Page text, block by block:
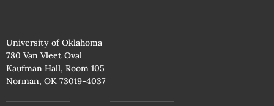
University of Oklahoma
780 Van Vleet Oval
Kaufman Hall, Room 105
Norman, OK 73019-4037